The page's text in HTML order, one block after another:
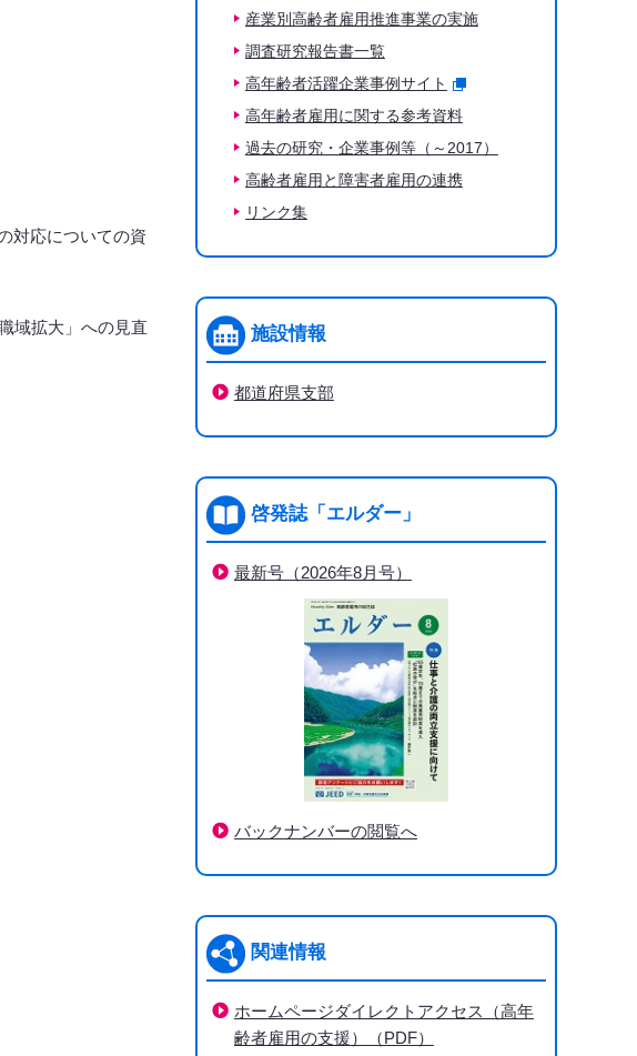
対応についての資
域拡大」への見直
産業別高齢者雇用推進事業の実施
調査研究報告書一覧
高年齢者活躍企業事例サイト
高年齢者雇用に関する参考資料
過去の研究・企業事例等（～2017）
高齢者雇用と障害者雇用の連携
リンク集
施設情報
都道府県支部
啓発誌「エルダー」
最新号（2026年8月号）
バックナンバーの閲覧へ
関連情報
ホームページダイレクトアクセス（高年
齢者雇用の支援）（PDF）